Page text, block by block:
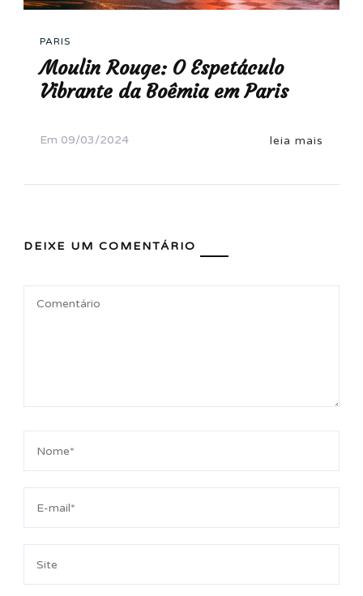
PARIS
Moulin Rouge: O Espetáculo
Vibrante da Boêmia em Paris
Em 09/03/2024 leia mais
DEIXE UM COMENTÁRIO